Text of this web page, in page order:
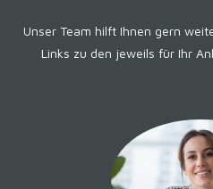
Unser Team hilft Ihnen gern
Links zu den jeweils für Ihr